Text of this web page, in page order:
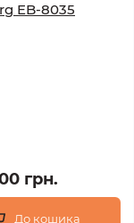
EB-8035
грн.
До кошика